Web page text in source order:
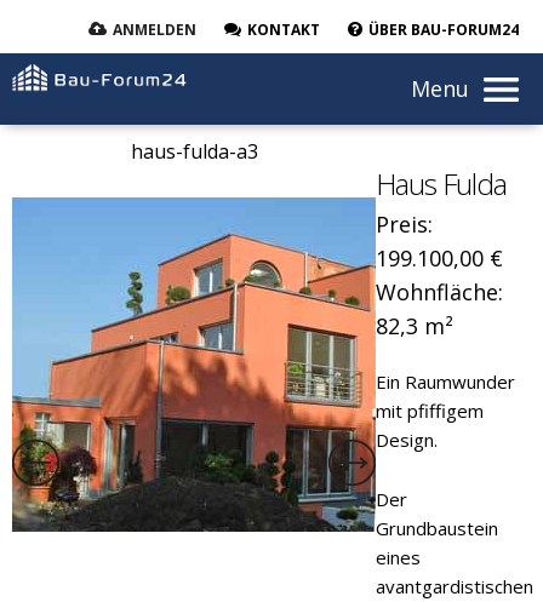
ANMELDEN KONTAKT ÜBER BAU-FORUM24
Menu
haus-fulda-a3
Haus Fulda
Preis:
199.100,00 €
Wohnfläche:
82,3 m²
Ein Raumwunder
mit pfiffigem
Design.
Der
Grundbaustein
eines
avantgardistischen